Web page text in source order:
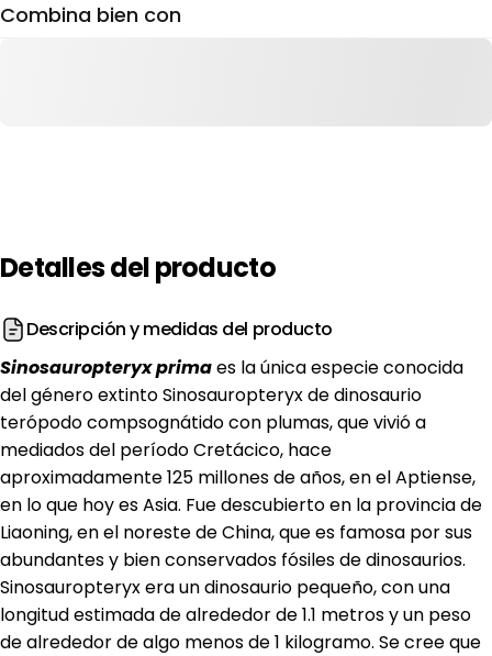
Combina bien con
Detallesdelproducto
Descripción y medidas del producto
Sinosauropteryx primaes la única especie conocida
del género extinto Sinosauropteryx de dinosaurio
terópodo compsognátido con plumas, que vivió a
mediados del período Cretácico, hace
aproximadamente 125 millones de años, en el Aptiense,
en lo que hoy es Asia. Fue descubierto en la provincia de
Liaoning, en el noreste de China, que es famosa por sus
abundantes y bien conservados fósiles de dinosaurios.
Sinosauropteryx era un dinosaurio pequeño, con una
longitud estimada de alrededor de 1.1 metros y un peso
de alrededor de algo menos de 1 kilogramo. Se cree que